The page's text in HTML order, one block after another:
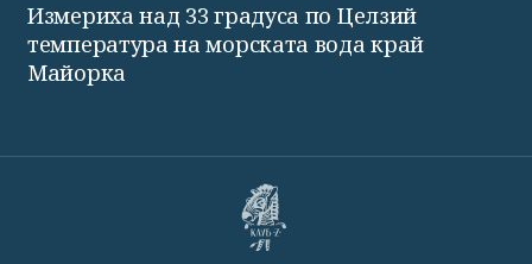
Измериха над 33 градуса по Целзий
температура на морската вода край
Майорка